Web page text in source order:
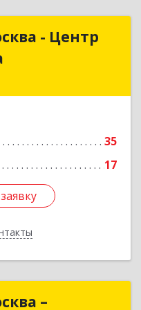
- Центр
35
17
- Центр
учета
Подробнее
–
Москва –